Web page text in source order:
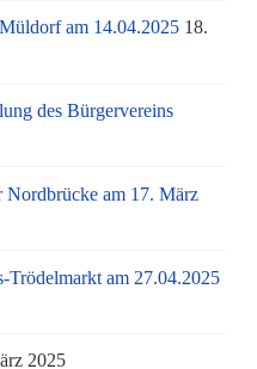
am 14.04.2025 18.
des Bürgervereins
Nordbrücke am 17. März
am 27.04.2025
2025